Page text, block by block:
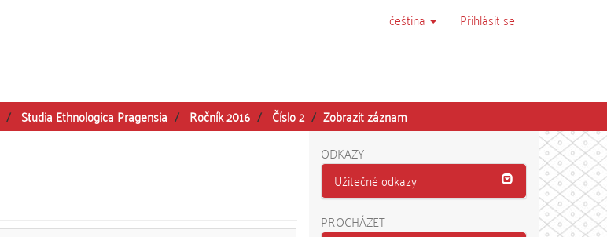
čeština Přihlásit se
Studia Ethnologica Pragensia Ročník 2016 Číslo 2
Zobrazit záznam
ODKAZY
Užitečné odkazy
PROCHÁZET